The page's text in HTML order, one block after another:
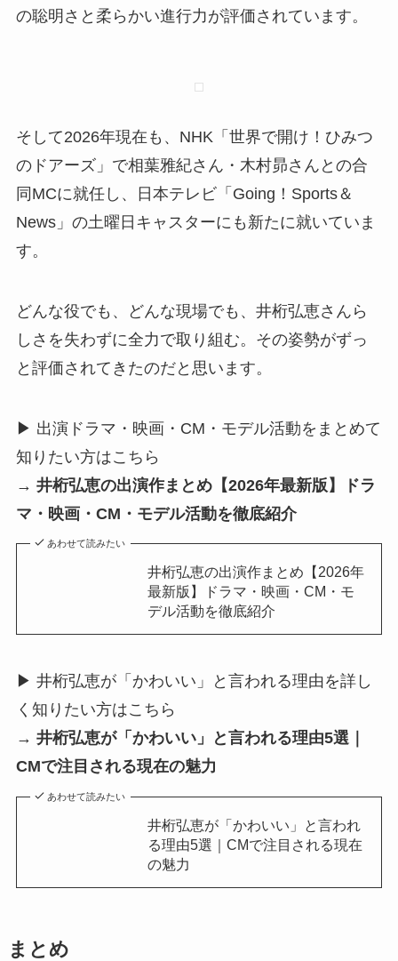
の聡明さと柔らかい進行力が評価されています。
そして2026年現在も、NHK「世界で開け！ひみつ
のドアーズ」で相葉雅紀さん・木村昴さんとの合
同MCに就任し、日本テレビ「Going！Sports＆
News」の土曜日キャスターにも新たに就いていま
す。
どんな役でも、どんな現場でも、井桁弘恵さんら
しさを失わずに全力で取り組む。その姿勢がずっ
と評価されてきたのだと思います。
▶ 出演ドラマ・映画・CM・モデル活動をまとめて
知りたい方はこちら
→ 井桁弘恵の出演作まとめ【2026年最新版】ドラ
マ・映画・CM・モデル活動を徹底紹介
あわせて読みたい
井桁弘恵の出演作まとめ【2026年
最新版】ドラマ・映画・CM・モ
デル活動を徹底紹介
▶ 井桁弘恵が「かわいい」と言われる理由を詳し
く知りたい方はこちら
→ 井桁弘恵が「かわいい」と言われる理由5選｜
CMで注目される現在の魅力
あわせて読みたい
井桁弘恵が「かわいい」と言われ
る理由5選｜CMで注目される現在
の魅力
まとめ